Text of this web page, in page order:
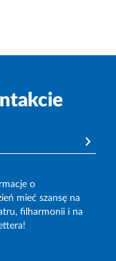
o
mieć szansę na
filharmonii i na